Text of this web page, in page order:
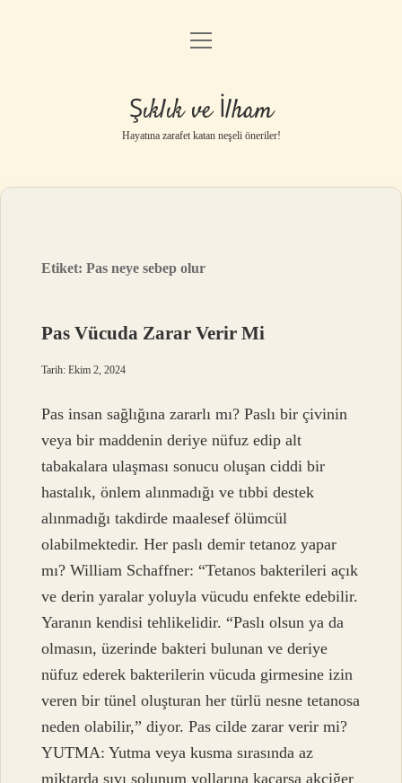
Anasayfa
Gizlilik Politikası
Yasal Uyarı
menüyü
Şıklık ve İlham
Hayatına zarafet katan neşeli öneriler!
Etiket:Pas neye sebep olur
Pas Vücuda Zarar Verir Mi
Tarih: Ekim 2, 2024
Pas insan sağlığına zararlı mı? Paslı bir çivinin
veya bir maddenin deriye nüfuz edip alt
tabakalara ulaşması sonucu oluşan ciddi bir
hastalık, önlem alınmadığı ve tıbbi destek
alınmadığı takdirde maalesef ölümcül
olabilmektedir. Her paslı demir tetanoz yapar
mı? William Schaffner: “Tetanos bakterileri açık
ve derin yaralar yoluyla vücudu enfekte edebilir.
Yaranın kendisi tehlikelidir. “Paslı olsun ya da
olmasın, üzerinde bakteri bulunan ve deriye
nüfuz ederek bakterilerin vücuda girmesine izin
veren bir tünel oluşturan her türlü nesne tetanosa
neden olabilir,” diyor. Pas cilde zarar verir mi?
YUTMA: Yutma veya kusma sırasında az
miktarda sıvı solunum yollarına kaçarsa akciğer